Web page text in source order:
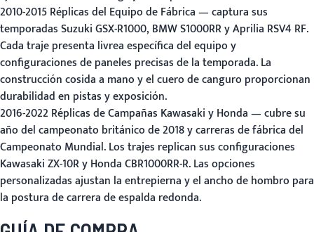
2010-2015 Réplicas del Equipo de Fábrica— captura sus
temporadas Suzuki GSX-R1000, BMW S1000RR y Aprilia RSV4 RF.
Cada traje presenta livrea específica del equipo y
configuraciones de paneles precisas de la temporada. La
construcción cosida a mano y el cuero de canguro proporcionan
durabilidad en pistas y exposición.
2016-2022 Réplicas de Campañas Kawasaki y Honda— cubre su
año del campeonato británico de 2018 y carreras de fábrica del
Campeonato Mundial. Los trajes replican sus configuraciones
Kawasaki ZX-10R y Honda CBR1000RR-R. Las opciones
personalizadas ajustan la entrepierna y el ancho de hombro para
la postura de carrera de espalda redonda.